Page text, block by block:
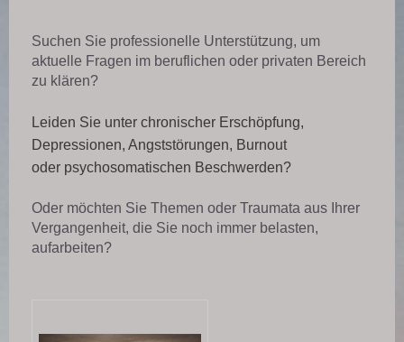
Suchen Sie professionelle Unterstützung, um
aktuelle Fragen im beruflichen oder privaten Bereich
zu klären?
Leiden Sie unter chronischer Erschöpfung,
Depressionen, Angststörungen, Burnout
oder psychosomatischen Beschwerden?
Oder möchten Sie Themen oder Traumata aus Ihrer
Vergangenheit, die Sie noch immer belasten,
aufarbeiten?